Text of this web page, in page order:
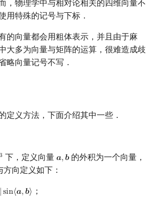
，物理学中与相对论相关的四维向量不
用特殊的记号与下标．
的向量都会用粗体表示，并且由于麻
大多为向量与矩阵的运算，很难造成歧
略向量记号不写．
定义方法，下面介绍其中一些．
3 下，定义向量 𝒂,𝒃
a,b 的外积为一个向量，
方向定义如下：
sin⟨𝒂,𝒃⟩
⟨a,b⟩ ；